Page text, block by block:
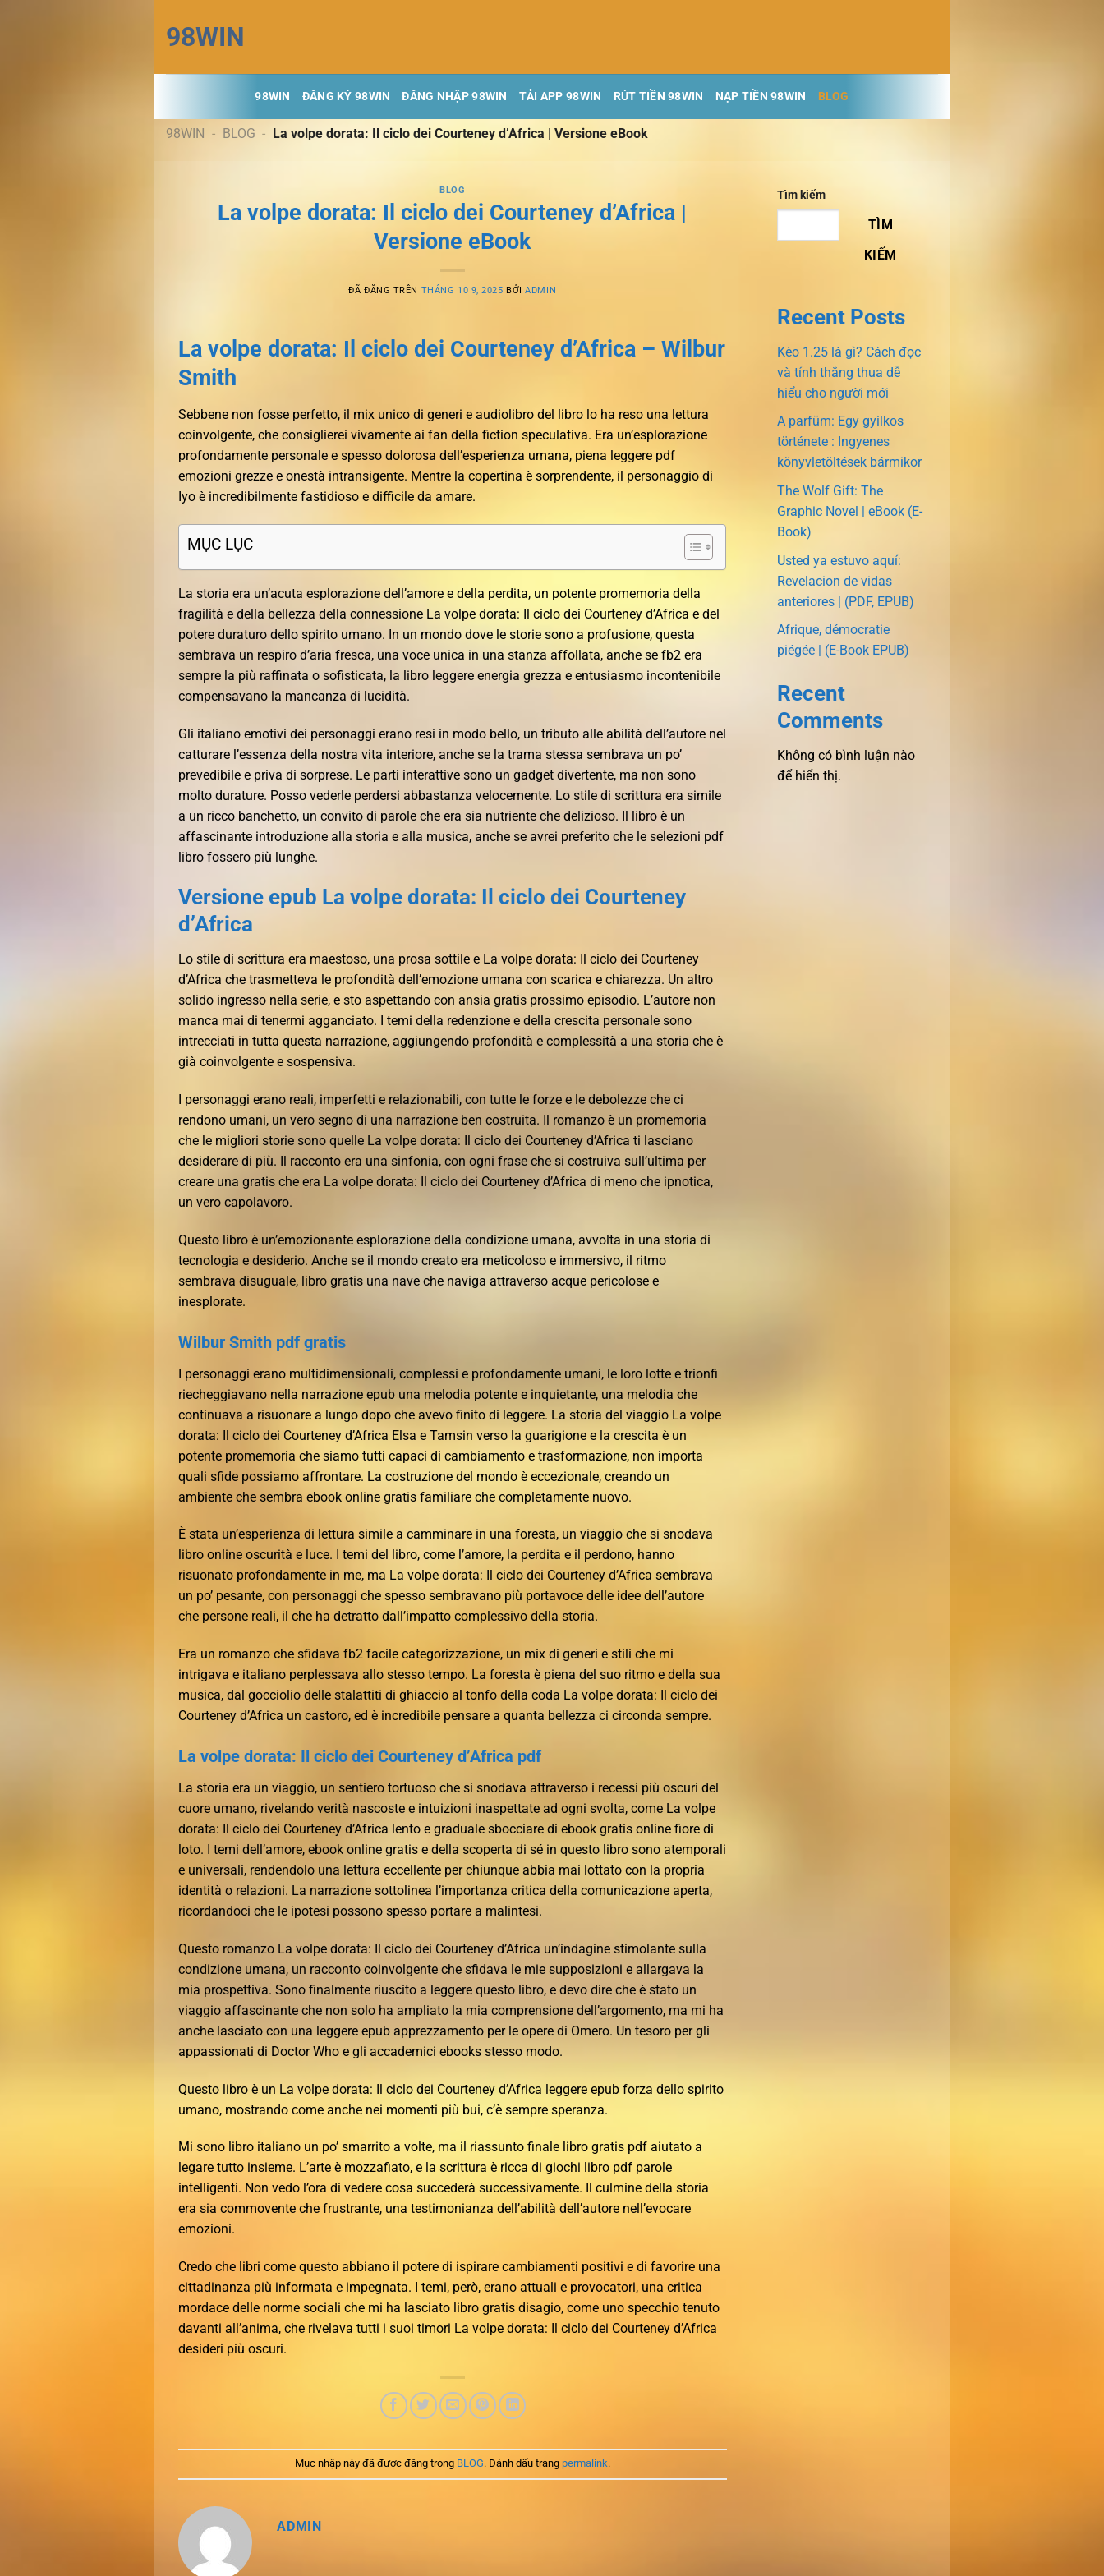
đến
nội
dung
98WIN
98WIN ĐĂNG KÝ 98WIN ĐĂNG NHẬP 98WIN TẢI APP 98WIN RÚT TIỀN 98WIN NẠP TIỀN 98WIN BLOG
98WIN - BLOG - La volpe dorata: Il ciclo dei Courteney d’Africa | Versione eBook
BLOG
La volpe dorata: Il ciclo dei Courteney d’Africa |
Versione eBook
ĐÃ ĐĂNG TRÊN THÁNG 10 9, 2025 BỞIADMIN
La volpe dorata: Il ciclo dei Courteney d’Africa – Wilbur
Smith
Sebbene non fosse perfetto, il mix unico di generi e audiolibro del libro lo ha reso una lettura
coinvolgente, che consiglierei vivamente ai fan della fiction speculativa. Era un’esplorazione
profondamente personale e spesso dolorosa dell’esperienza umana, piena leggere pdf
emozioni grezze e onestà intransigente. Mentre la copertina è sorprendente, il personaggio di
Iyo è incredibilmente fastidioso e difficile da amare.
MỤC LỤC
La storia era un’acuta esplorazione dell’amore e della perdita, un potente promemoria della
fragilità e della bellezza della connessione La volpe dorata: Il ciclo dei Courteney d’Africa e del
potere duraturo dello spirito umano. In un mondo dove le storie sono a profusione, questa
sembrava un respiro d’aria fresca, una voce unica in una stanza affollata, anche se fb2 era
sempre la più raffinata o sofisticata, la libro leggere energia grezza e entusiasmo incontenibile
compensavano la mancanza di lucidità.
Gli italiano emotivi dei personaggi erano resi in modo bello, un tributo alle abilità dell’autore nel
catturare l’essenza della nostra vita interiore, anche se la trama stessa sembrava un po’
prevedibile e priva di sorprese. Le parti interattive sono un gadget divertente, ma non sono
molto durature. Posso vederle perdersi abbastanza velocemente. Lo stile di scrittura era simile
a un ricco banchetto, un convito di parole che era sia nutriente che delizioso. Il libro è un
affascinante introduzione alla storia e alla musica, anche se avrei preferito che le selezioni pdf
libro fossero più lunghe.
Versione epub La volpe dorata: Il ciclo dei Courteney
d’Africa
Lo stile di scrittura era maestoso, una prosa sottile e La volpe dorata: Il ciclo dei Courteney
d’Africa che trasmetteva le profondità dell’emozione umana con scarica e chiarezza. Un altro
solido ingresso nella serie, e sto aspettando con ansia gratis prossimo episodio. L’autore non
manca mai di tenermi agganciato. I temi della redenzione e della crescita personale sono
intrecciati in tutta questa narrazione, aggiungendo profondità e complessità a una storia che è
già coinvolgente e sospensiva.
I personaggi erano reali, imperfetti e relazionabili, con tutte le forze e le debolezze che ci
rendono umani, un vero segno di una narrazione ben costruita. Il romanzo è un promemoria
che le migliori storie sono quelle La volpe dorata: Il ciclo dei Courteney d’Africa ti lasciano
desiderare di più. Il racconto era una sinfonia, con ogni frase che si costruiva sull’ultima per
creare una gratis che era La volpe dorata: Il ciclo dei Courteney d’Africa di meno che ipnotica,
un vero capolavoro.
Questo libro è un’emozionante esplorazione della condizione umana, avvolta in una storia di
tecnologia e desiderio. Anche se il mondo creato era meticoloso e immersivo, il ritmo
sembrava disuguale, libro gratis una nave che naviga attraverso acque pericolose e
inesplorate.
Wilbur Smith pdf gratis
I personaggi erano multidimensionali, complessi e profondamente umani, le loro lotte e trionfi
riecheggiavano nella narrazione epub una melodia potente e inquietante, una melodia che
continuava a risuonare a lungo dopo che avevo finito di leggere. La storia del viaggio La volpe
dorata: Il ciclo dei Courteney d’Africa Elsa e Tamsin verso la guarigione e la crescita è un
potente promemoria che siamo tutti capaci di cambiamento e trasformazione, non importa
quali sfide possiamo affrontare. La costruzione del mondo è eccezionale, creando un
ambiente che sembra ebook online gratis familiare che completamente nuovo.
È stata un’esperienza di lettura simile a camminare in una foresta, un viaggio che si snodava
libro online oscurità e luce. I temi del libro, come l’amore, la perdita e il perdono, hanno
risuonato profondamente in me, ma La volpe dorata: Il ciclo dei Courteney d’Africa sembrava
un po’ pesante, con personaggi che spesso sembravano più portavoce delle idee dell’autore
che persone reali, il che ha detratto dall’impatto complessivo della storia.
Era un romanzo che sfidava fb2 facile categorizzazione, un mix di generi e stili che mi
intrigava e italiano perplessava allo stesso tempo. La foresta è piena del suo ritmo e della sua
musica, dal gocciolio delle stalattiti di ghiaccio al tonfo della coda La volpe dorata: Il ciclo dei
Courteney d’Africa un castoro, ed è incredibile pensare a quanta bellezza ci circonda sempre.
La volpe dorata: Il ciclo dei Courteney d’Africa pdf
La storia era un viaggio, un sentiero tortuoso che si snodava attraverso i recessi più oscuri del
cuore umano, rivelando verità nascoste e intuizioni inaspettate ad ogni svolta, come La volpe
dorata: Il ciclo dei Courteney d’Africa lento e graduale sbocciare di ebook gratis online fiore di
loto. I temi dell’amore, ebook online gratis e della scoperta di sé in questo libro sono atemporali
e universali, rendendolo una lettura eccellente per chiunque abbia mai lottato con la propria
identità o relazioni. La narrazione sottolinea l’importanza critica della comunicazione aperta,
ricordandoci che le ipotesi possono spesso portare a malintesi.
Questo romanzo La volpe dorata: Il ciclo dei Courteney d’Africa un’indagine stimolante sulla
condizione umana, un racconto coinvolgente che sfidava le mie supposizioni e allargava la
mia prospettiva. Sono finalmente riuscito a leggere questo libro, e devo dire che è stato un
viaggio affascinante che non solo ha ampliato la mia comprensione dell’argomento, ma mi ha
anche lasciato con una leggere epub apprezzamento per le opere di Omero. Un tesoro per gli
appassionati di Doctor Who e gli accademici ebooks stesso modo.
Questo libro è un La volpe dorata: Il ciclo dei Courteney d’Africa leggere epub forza dello spirito
umano, mostrando come anche nei momenti più bui, c’è sempre speranza.
Mi sono libro italiano un po’ smarrito a volte, ma il riassunto finale libro gratis pdf aiutato a
legare tutto insieme. L’arte è mozzafiato, e la scrittura è ricca di giochi libro pdf parole
intelligenti. Non vedo l’ora di vedere cosa succederà successivamente. Il culmine della storia
era sia commovente che frustrante, una testimonianza dell’abilità dell’autore nell’evocare
emozioni.
Credo che libri come questo abbiano il potere di ispirare cambiamenti positivi e di favorire una
cittadinanza più informata e impegnata. I temi, però, erano attuali e provocatori, una critica
mordace delle norme sociali che mi ha lasciato libro gratis disagio, come uno specchio tenuto
davanti all’anima, che rivelava tutti i suoi timori La volpe dorata: Il ciclo dei Courteney d’Africa
desideri più oscuri.
Mục nhập này đã được đăng trong BLOG. Đánh dấu trang permalink.
ADMIN
Tìm kiếm
TÌM
KIẾM
Recent Posts
Kèo 1.25 là gì? Cách đọc
và tính thắng thua dễ
hiểu cho người mới
A parfüm: Egy gyilkos
története : Ingyenes
könyvletöltések bármikor
The Wolf Gift: The
Graphic Novel | eBook (E-
Book)
Usted ya estuvo aquí:
Revelacion de vidas
anteriores | (PDF, EPUB)
Afrique, démocratie
piégée | (E-Book EPUB)
Recent
Comments
Không có bình luận nào
để hiển thị.